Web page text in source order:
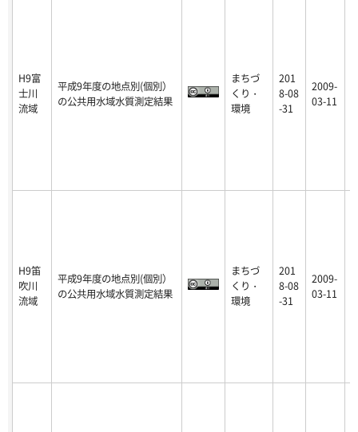
H9富
士川
流域
平成9年度の地点別(個別）
の公共用水域水質測定結果
まちづ
くり・
環境
201
8-08
-31
2009-
03-11
H9笛
吹川
流域
平成9年度の地点別(個別）
の公共用水域水質測定結果
まちづ
くり・
環境
201
8-08
-31
2009-
03-11